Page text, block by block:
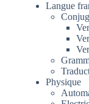
Langue
Physique